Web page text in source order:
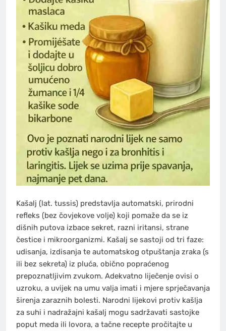
Kašalj (lat. tussis) predstavlja automatski, prirodni
refleks (bez čovjekove volje) koji pomaže da se iz
dišnih putova izbace sekret, razni iritansi, strane
čestice i mikroorganizmi. Kašalj se sastoji od tri faze:
udisanja, izdisanja te automatskog otpuštanja zraka (s
ili bez sekreta) iz pluća, obično popraćenog
prepoznatljivim zvukom. Adekvatno liječenje ovisi o
uzroku, a uvijek na umu valja imati i mjere sprječavanja
širenja zaraznih bolesti. Narodni lijekovi protiv kašlja
za suhi i nadražajni kašalj mogu sadržavati sastojke
poput meda ili lovora, a tačne recepte pročitajte u